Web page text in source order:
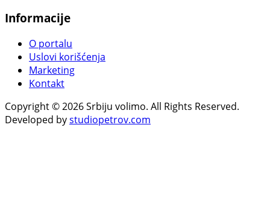
Informacije
O portalu
Uslovi korišćenja
Marketing
Kontakt
Copyright © 2026 Srbiju volimo. All Rights Reserved.
Developed bystudiopetrov.com